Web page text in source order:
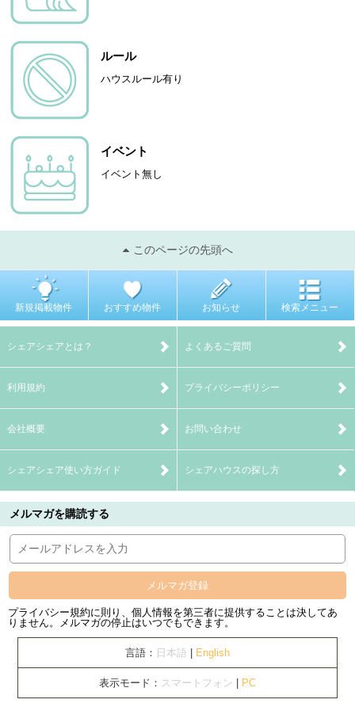
ルール
ハウスルール有り
イベント
イベント無し
このページの先頭へ
新規掲載物件 おすすめ物件 お知らせ 検索メニュー
シェアシェアとは？ よくあるご質問
利用規約 プライバシーポリシー
会社概要 お問い合わせ
シェアシェア使い方ガイド シェアハウスの探し方
メルマガを購読する
メルマガ登録
プライバシー規約に則り、個人情報を第三者に提供することは決してあ
りません。メルマガの停止はいつでもできます。
言語： 日本語 | English
表示モード： スマートフォン | PC